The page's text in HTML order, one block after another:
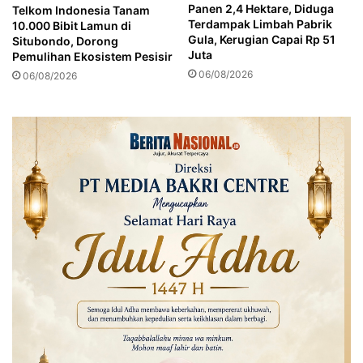
d
a
k
e
b
u
k
e
k
a
t
d
e
g
k
Telkom Indonesia Tanam
10.000 Bibit Lamun di
Situbondo, Dorong
Pemulihan Ekosistem Pesisir
06/08/2026
Panen 2,4 Hektare, Diduga
Terdampak Limbah Pabrik
Gula, Kerugian Capai Rp 51
Juta
06/08/2026